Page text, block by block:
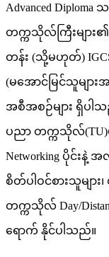
Advanced
တက္ကသိုလ်ကြီးမျာ
တန်း (သို့မဟုတ်)
(မအောင်မြင်သူမျာ
အစီအစဉ်များ ရှိပါ
ပညာ တက္ကသိုလ်(TU)မှ
Networking ပိုင်းနဲ့
စိတ်ပါဝင်စားသူမျာ
တက္ကသိုလ် Day/
ရောက် နိုင်ပါသည်။